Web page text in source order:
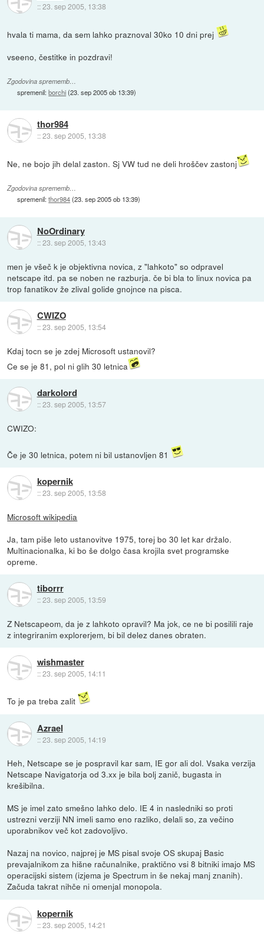
::23. sep 2005, 13:38
hvala ti mama, da sem lahko praznoval 30ko 10 dni prej
vseeno, čestitke in pozdravi!
Zgodovina sprememb…
spremenil:borchi(23. sep 2005 ob 13:39)
thor984
::23. sep 2005, 13:38
Ne, ne bojo jih delal zaston. Sj VW tud ne deli hroščev zastonj
Zgodovina sprememb…
spremenil:thor984(23. sep 2005 ob 13:39)
NoOrdinary
::23. sep 2005, 13:43
men je všeč k je objektivna novica, z "lahkoto" so odpravel
netscape itd. pa se noben ne razburja. če bi bla to linux novica pa
trop fanatikov že zlival golide gnojnce na pisca.
CWIZO
::23. sep 2005, 13:54
Kdaj tocn se je zdej Microsoft ustanovil?
Ce se je 81, pol ni glih 30 letnica
darkolord
::23. sep 2005, 13:57
CWIZO:
Če je 30 letnica, potem ni bil ustanovljen 81
kopernik
::23. sep 2005, 13:58
Microsoft wikipedia
Ja, tam piše leto ustanovitve 1975, torej bo 30 let kar držalo.
Multinacionalka, ki bo še dolgo časa krojila svet programske
opreme.
tiborrr
::23. sep 2005, 13:59
Z Netscapeom, da je z lahkoto opravil? Ma jok, ce ne bi posilili raje
z integriranim explorerjem, bi bil delez danes obraten.
wishmaster
::23. sep 2005, 14:11
To je pa treba zalit
Azrael
::23. sep 2005, 14:19
Heh, Netscape se je pospravil kar sam, IE gor ali dol. Vsaka verzija
Netscape Navigatorja od 3.xx je bila bolj zanič, bugasta in
krešibilna.
MS je imel zato smešno lahko delo. IE 4 in nasledniki so proti
ustrezni verziji NN imeli samo eno razliko, delali so, za večino
uporabnikov več kot zadovoljivo.
Nazaj na novico, najprej je MS pisal svoje OS skupaj Basic
prevajalnikom za hišne računalnike, praktično vsi 8 bitniki imajo MS
operacijski sistem (izjema je Spectrum in še nekaj manj znanih).
Začuda takrat nihče ni omenjal monopola.
kopernik
::23. sep 2005, 14:21